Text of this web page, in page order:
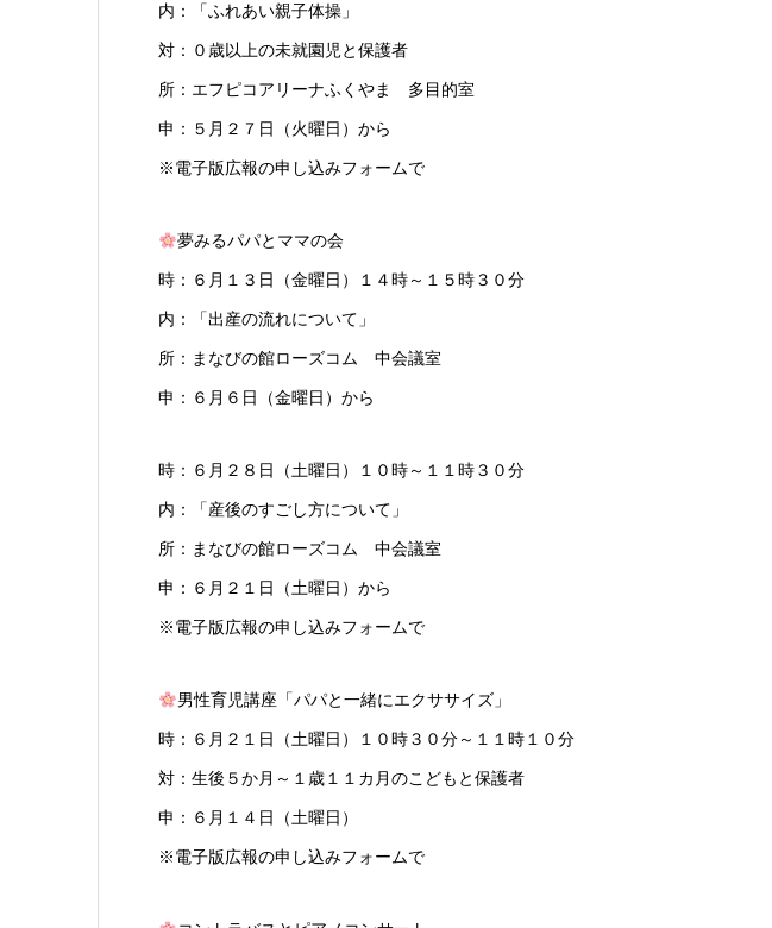
内：「ふれあい親子体操」
対：０歳以上の未就園児と保護者
所：エフピコアリーナふくやま 多目的室
申：５月２７日（火曜日）から
※電子版広報の申し込みフォームで
夢みるパパとママの会
時：６月１３日（金曜日）１４時～１５時３０分
内：「出産の流れについて」
所：まなびの館ローズコム 中会議室
申：６月６日（金曜日）から
時：６月２８日（土曜日）１０時～１１時３０分
内：「産後のすごし方について」
所：まなびの館ローズコム 中会議室
申：６月２１日（土曜日）から
※電子版広報の申し込みフォームで
男性育児講座「パパと一緒にエクササイズ」
時：６月２１日（土曜日）１０時３０分～１１時１０分
対：生後５か月～１歳１１カ月のこどもと保護者
申：６月１４日（土曜日）
※電子版広報の申し込みフォームで